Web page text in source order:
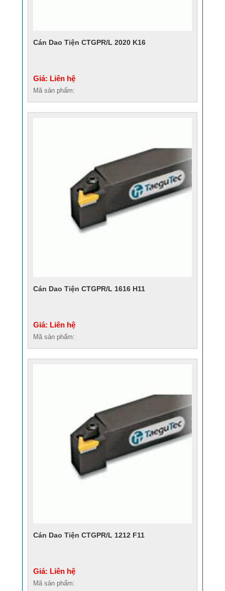
Cán Dao Tiện CTGPR/L 2020 K16
Giá: Liên hệ
Mã sản phẩm:
Cán Dao Tiện CTGPR/L 1616 H11
Giá: Liên hệ
Mã sản phẩm:
Cán Dao Tiện CTGPR/L 1212 F11
Giá: Liên hệ
Mã sản phẩm: